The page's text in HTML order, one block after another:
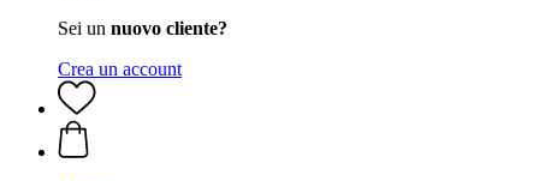
Sei un nuovo cliente?
Crea un account